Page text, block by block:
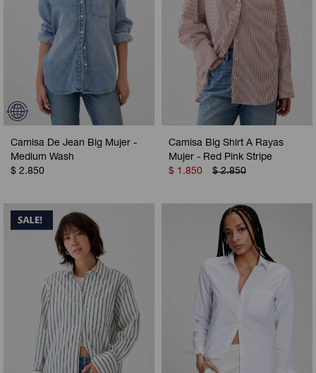
Camisa De Jean Big Mujer -
Medium Wash
$ 2.850
Camisa Big Shirt A Rayas
Mujer - Red Pink Stripe
$ 1.850 $ 2.850